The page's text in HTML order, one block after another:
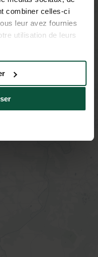
combiner celles-ci
leur avez fournies
utilisation de leurs